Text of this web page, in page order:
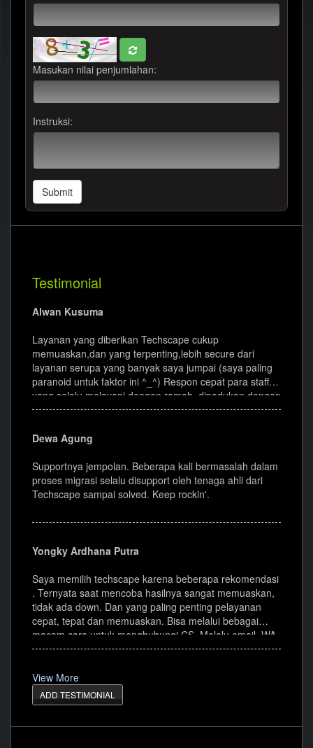
Masukan nilai penjumlahan:
Instruksi:
Submit
Testimonial
Alwan Kusuma
Layanan yang diberikan Techscape cukup
memuaskan,dan yang terpenting,lebih secure dari
layanan serupa yang banyak saya jumpai (saya paling
paranoid untuk faktor ini ^_^) Respon cepat para staff
yang selalu melayani dengan ramah, dipadukan dengan
fasilitas lengkap & berkualitas membuat Techscape
Dewa Agung
Supportnya jempolan. Beberapa kali bermasalah dalam
proses migrasi selalu disupport oleh tenaga ahli dari
Techscape sampai solved. Keep rockin'.
Yongky Ardhana Putra
Saya memilih techscape karena beberapa rekomendasi
. Ternyata saat mencoba hasilnya sangat memuaskan,
tidak ada down. Dan yang paling penting pelayanan
cepat, tepat dan memuaskan. Bisa melalui bebagai
macam cara untuk menghubungi CS. Melalu email, WA,
web live chat, telp dll. Hal inilah yang membuat mudah
ditanggapi.
View More
ADD TESTIMONIAL